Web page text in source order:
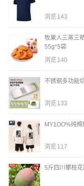
浏览 143
牧果人三蒸三
55g*5袋
浏览 140
不锈钢多功能
浏览 133
MY1OO%纯
浏览 117
5斤四川攀枝